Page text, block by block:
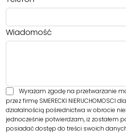
Wiadomość
Wyrażam zgodę na przetwarzanie
przez firmę SMERECKI NIERUCHOMOSCI
działalnością pośrednictwa w obrocie
jednocześnie potwierdzam, iż zostałem
posiadać dostęp do treści swoich